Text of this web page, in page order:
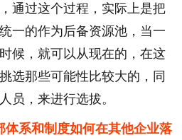
过这个过程，实际上是把
一的作为后备资源池，当一
候，就可以从现在的，在这
选那些可能性比较大的，同
员，来进行选拔。
系和制度如何在其他企业落